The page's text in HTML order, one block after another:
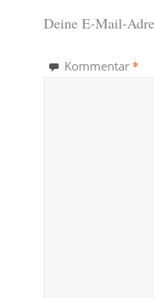
Deine E-Mail-
Kommentar *